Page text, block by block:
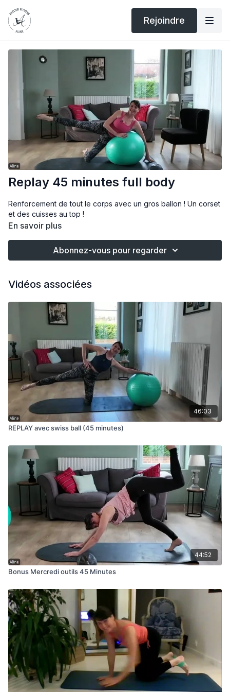
Rejoindre
Replay 45 minutes full body
Renforcement de tout le corps avec un gros ballon ! Un corset
et des cuisses au top !
En savoir plus
Abonnez-vous pour regarder
Vidéos associées
46:03
REPLAY avec swiss ball (45 minutes)
44:52
Bonus Mercredi outils 45 Minutes